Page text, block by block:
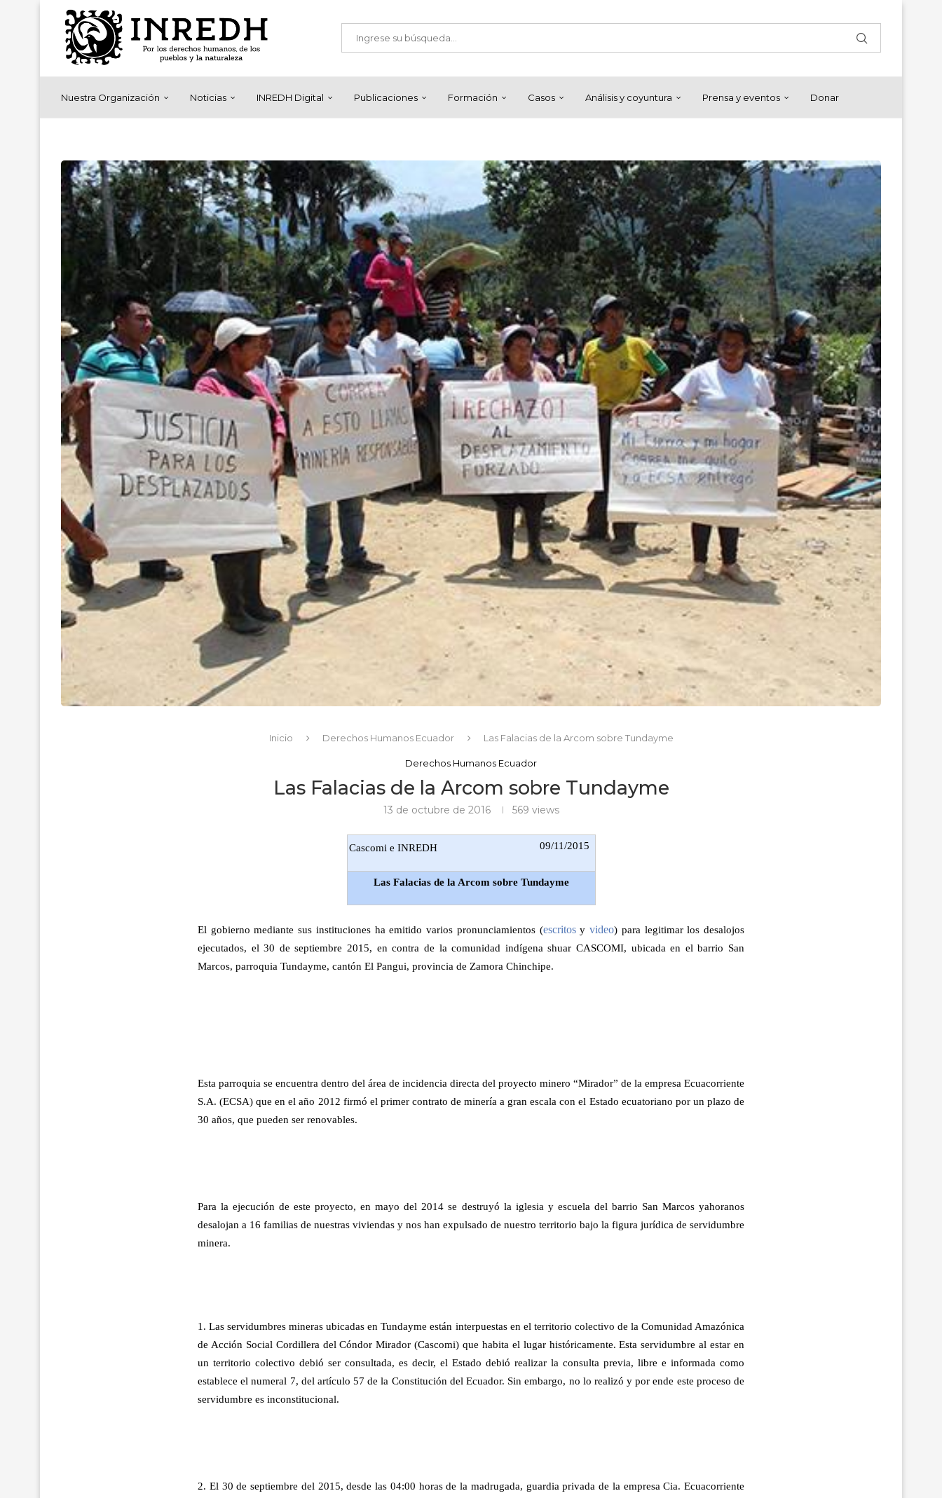
Nuestra Organización Noticias INREDH Digital Publicaciones Formación Casos Análisis y coyuntura Prensa y eventos Donar
Inicio Derechos Humanos Ecuador Las Falacias de la Arcom sobre Tundayme
Derechos Humanos Ecuador
Las Falacias de la Arcom sobre Tundayme
13 de octubre de 2016 569 views
Cascomi e INREDH 09/11/2015
Las Falacias de la Arcom sobre Tundayme
El gobierno mediante sus instituciones ha emitido varios pronunciamientos (escritos y video) para legitimar los desalojos
ejecutados, el 30 de septiembre 2015, en contra de la comunidad indígena shuar CASCOMI, ubicada en el barrio San
Marcos, parroquia Tundayme, cantón El Pangui, provincia de Zamora Chinchipe.
Esta parroquia se encuentra dentro del área de incidencia directa del proyecto minero “Mirador” de la empresa Ecuacorriente
S.A. (ECSA) que en el año 2012 firmó el primer contrato de minería a gran escala con el Estado ecuatoriano por un plazo de
30 años, que pueden ser renovables.
Para la ejecución de este proyecto, en mayo del 2014 se destruyó la iglesia y escuela del barrio San Marcos yahoranos
desalojan a 16 familias de nuestras viviendas y nos han expulsado de nuestro territorio bajo la figura jurídica de servidumbre
minera.
1. Las servidumbres mineras ubicadas en Tundayme están interpuestas en el territorio colectivo de la Comunidad Amazónica
de Acción Social Cordillera del Cóndor Mirador (Cascomi) que habita el lugar históricamente. Esta servidumbre al estar en
un territorio colectivo debió ser consultada, es decir, el Estado debió realizar la consulta previa, libre e informada como
establece el numeral 7, del artículo 57 de la Constitución del Ecuador. Sin embargo, no lo realizó y por ende este proceso de
servidumbre es inconstitucional.
2. El 30 de septiembre del 2015, desde las 04:00 horas de la madrugada, guardia privada de la empresa Cia. Ecuacorriente